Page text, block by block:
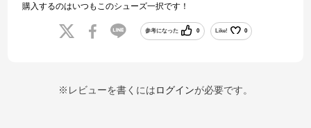
購入するのはいつもこのシューズ一択です！
参考になった 0 Like! 0
※レビューを書くにはログインが必要です。